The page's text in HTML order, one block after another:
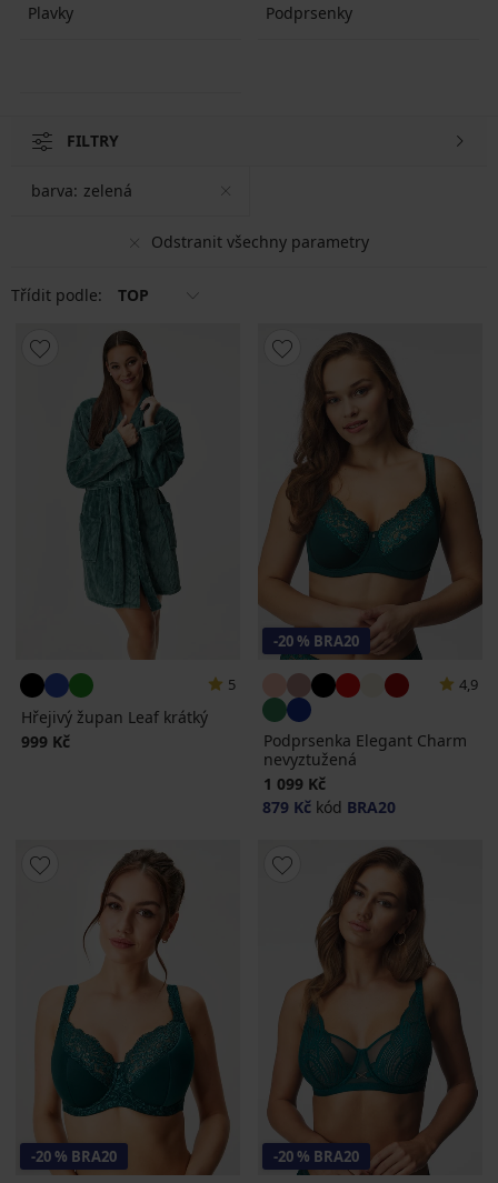
Plavky Podprsenky
FILTRY
Odstranit všechny parametry
barva: zelená
Třídit podle: TOP
5
Hřejivý župan Leaf krátký
999 Kč
-20 % BRA20
4,9
Podprsenka Elegant Charm
nevyztužená
1 099 Kč
879 Kč kód BRA20
-20 % BRA20 -20 % BRA20